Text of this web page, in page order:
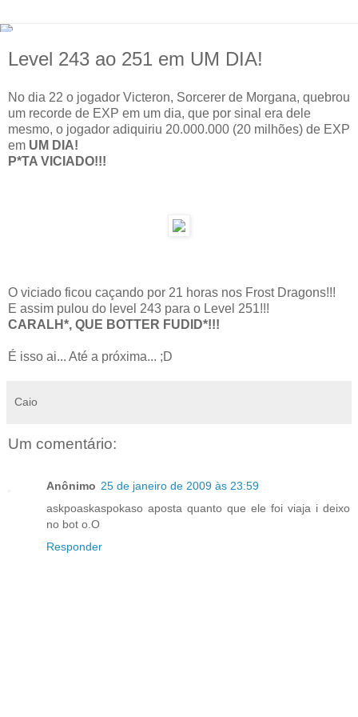
Level 243 ao 251 em UM DIA!
No dia 22 o jogador Victeron, Sorcerer de Morgana, quebrou
um recorde de EXP em um dia, que por sinal era dele
mesmo, o jogador adiquiriu 20.000.000 (20 milhões) de EXP
em UM DIA!
P*TA VICIADO!!!
O viciado ficou caçando por 21 horas nos Frost Dragons!!!
E assim pulou do level 243 para o Level 251!!!
CARALH*, QUE BOTTER FUDID*!!!
É isso ai... Até a próxima... ;D
Caio
Um comentário:
Anônimo 25 de janeiro de 2009 às 23:59
askpoaskaspokaso aposta quanto que ele foi viaja i deixo
no bot o.O
Responder